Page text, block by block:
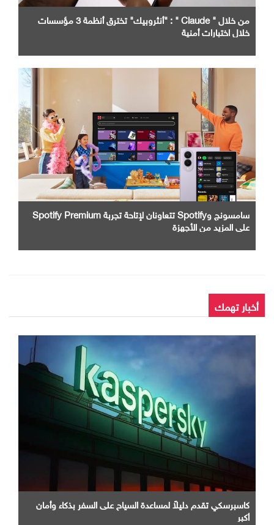
من خلال " Claude " : "أنثروبيك" تخترق أنظمة 3 مؤسسات
خلال اختبارات أمنية
سامسونج وSpotify تتعاونان لإتاحة تجربة Spotify Premium
على المزيد من الأجهزة
أخبار تهمك
كاسبرسكي تقدم دليلاً لمساعدة السياح على السفر بذكاء وأمان
أكبر